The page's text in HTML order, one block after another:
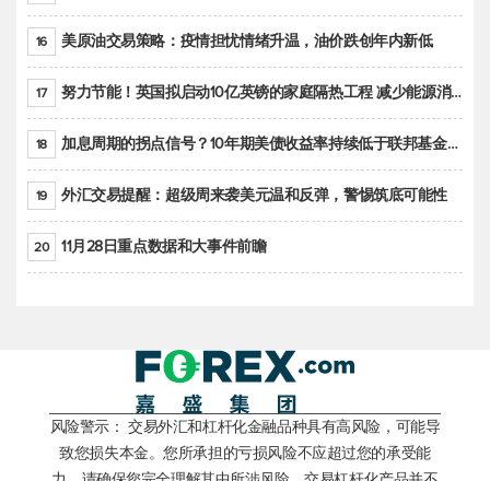
16 美原油交易策略：疫情担忧情绪升温，油价跌创年内新低
17 努力节能！英国拟启动10亿英镑的家庭隔热工程 减少能源消耗
18 加息周期的拐点信号？10年期美债收益率持续低于联邦基金利率目标区间
19 外汇交易提醒：超级周来袭美元温和反弹，警惕筑底可能性
20 11月28日重点数据和大事件前瞻
风险警示： 交易外汇和杠杆化金融品种具有高风险，可能导
致您损失本金。您所承担的亏损风险不应超过您的承受能